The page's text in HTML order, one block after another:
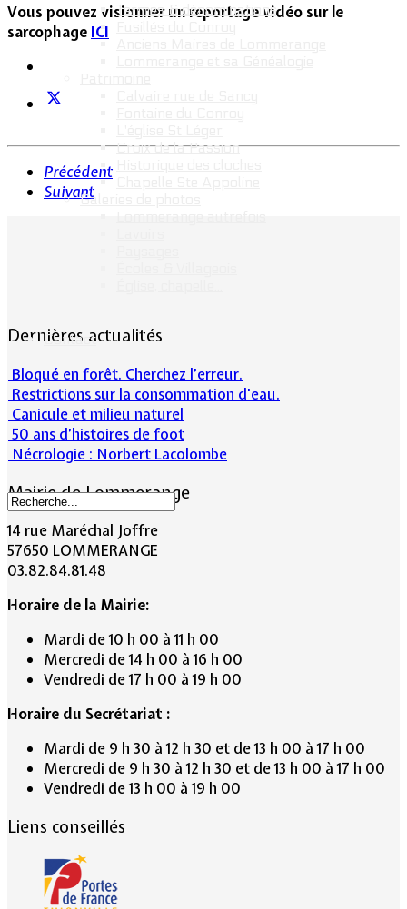
Termes & dénominations
Fusillés du Conroy
Croix de la Passion
Galeries de photos
Contact
Vous pouvez visionner un reportage vidéo sur le
sarcophage ICI
Précédent
Suivant
Dernières actualités
Bloqué en forêt. Cherchez l’erreur.
Restrictions sur la consommation d'eau.
Canicule et milieu naturel
50 ans d’histoires de foot
Nécrologie : Norbert Lacolombe
Mairie de Lommerange
14 rue Maréchal Joffre
57650 LOMMERANGE
03.82.84.81.48
Horaire de la Mairie:
Mardi de 10 h 00 à 11 h 00
Mercredi de 14 h 00 à 16 h 00
Vendredi de 17 h 00 à 19 h 00
Horaire du Secrétariat :
Mardi de 9 h 30 à 12 h 30 et de 13 h 00 à 17 h 00
Mercredi de 9 h 30 à 12 h 30 et de 13 h 00 à 17 h 00
Vendredi de 13 h 00 à 19 h 00
Liens conseillés